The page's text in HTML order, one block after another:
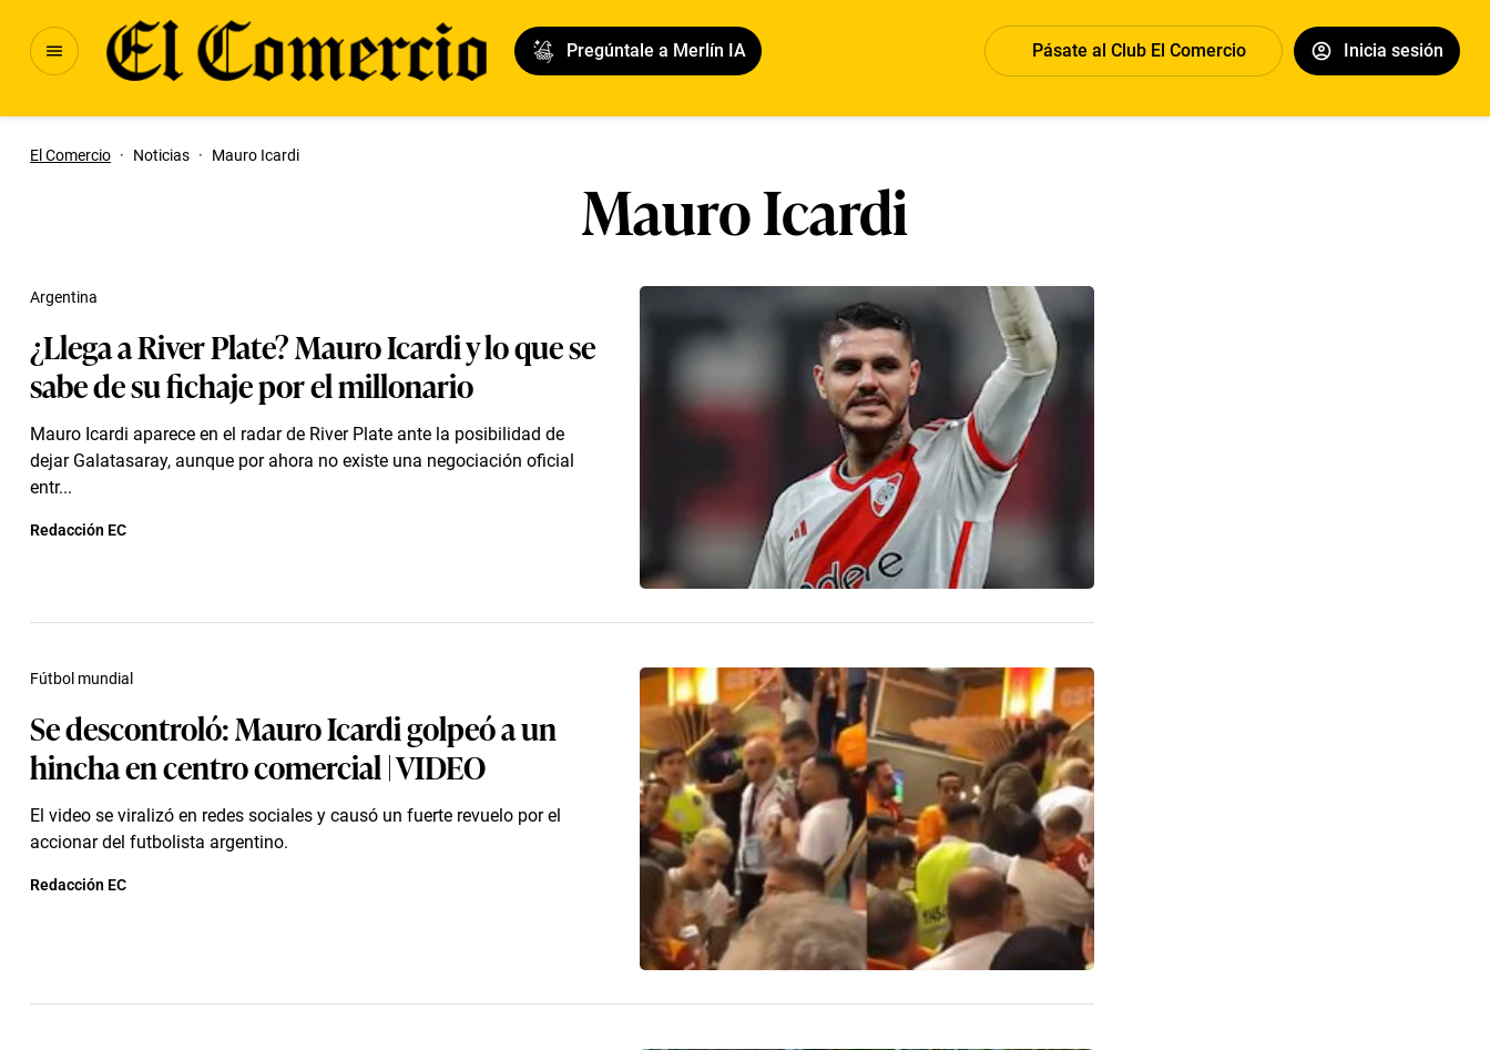
Pregúntale a Merlín IA Pásate al Club El Comercio Inicia sesión
El Comercio · Noticias · Mauro Icardi
Mauro Icardi
¿Llega a River Plate? Mauro Icardi y lo que se
sabe de su fichaje por el millonario
Mauro Icardi aparece en el radar de River Plate ante la posibilidad de
dejar Galatasaray, aunque por ahora no existe una negociación oficial
entr...
Argentina
Redacción EC
Se descontroló: Mauro Icardi golpeó a un
hincha en centro comercial | VIDEO
El video se viralizó en redes sociales y causó un fuerte revuelo por el
accionar del futbolista argentino.
Fútbol mundial
Redacción EC